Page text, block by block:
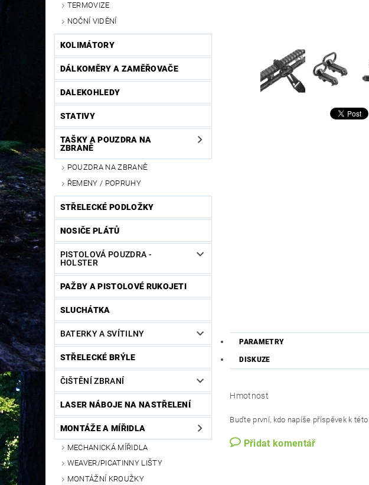
TERMOVIZE
NOČNÍ VIDĚNÍ
KOLIMÁTORY
DÁLKOMĚRY A ZAMĚŘOVAČE
DALEKOHLEDY
STATIVY
TAŠKY A POUZDRA NA
ZBRANĚ
POUZDRA NA ZBRANĚ
ŘEMENY / POPRUHY
STŘELECKÉ PODLOŽKY
NOSIČE PLÁTŮ
PISTOLOVÁ POUZDRA -
HOLSTER
PAŽBY A PISTOLOVÉ RUKOJETI
SLUCHÁTKA
BATERKY A SVÍTILNY
STŘELECKÉ BRÝLE
ČIŠTĚNÍ ZBRANÍ
LASER NÁBOJE NA NASTŘELENÍ
MONTÁŽE A MÍŘIDLA
MECHANICKÁ MÍŘIDLA
WEAVER/PICATINNY LIŠTY
MONTÁŽNÍ KROUŽKY
PARAMETRY
DISKUZE
Hmotnost
Buďte první, kdo napíše příspěvek k
Přidat komentář